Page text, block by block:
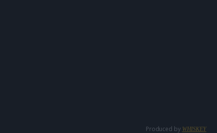
Produced by WHISKEY